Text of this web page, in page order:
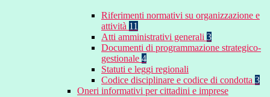
Riferimenti normativi su organizzazione e
attività 11
Atti amministrativi generali 3
Documenti di programmazione strategico-
gestionale 4
Statuti e leggi regionali
Codice disciplinare e codice di condotta 3
Oneri informativi per cittadini e imprese